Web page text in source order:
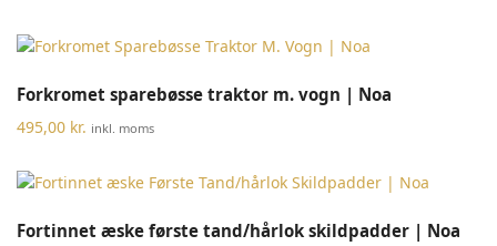
Forkromet sparebøsse traktor m. vogn | Noa
495,00 kr. inkl. moms
Fortinnet æske første tand/hårlok skildpadder | Noa